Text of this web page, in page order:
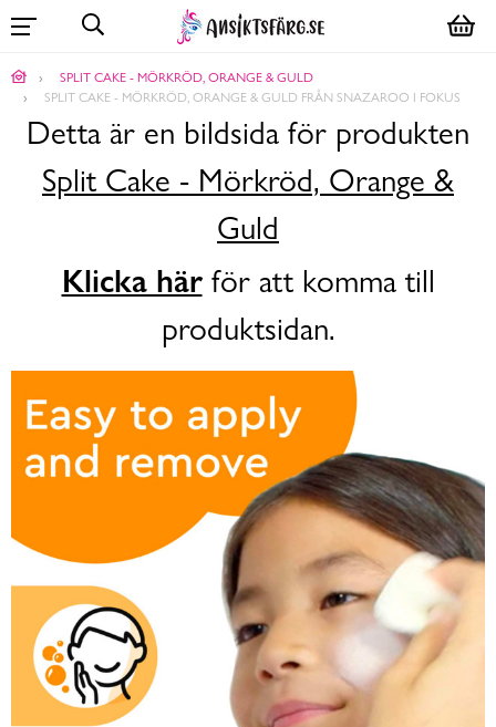
SPLIT CAKE - MÖRKRÖD, ORANGE & GULD
SPLIT CAKE - MÖRKRÖD, ORANGE & GULD FRÅN SNAZAROO I FOKUS
Detta är en bildsida för produkten
Split Cake - Mörkröd, Orange &
Guld
Klicka härför att komma till
produktsidan.